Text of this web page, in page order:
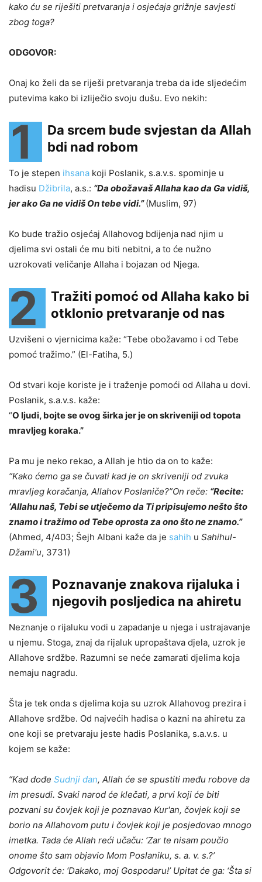
kako ću se riješiti pretvaranja i osjećaja grižnje savjesti
zbog toga?
ODGOVOR:
Onaj ko želi da se riješi pretvaranja treba da ide sljedećim
putevima kako bi izliječio svoju dušu. Evo nekih:
1
Da srcem bude svjestan da Allah
bdi nad robom
To je stepen ihsana koji Poslanik, s.a.v.s. spominje u
hadisu Džibrila, a.s.: “Da obožavaš Allaha kao da Ga vidiš,
jer ako Ga ne vidiš On tebe vidi.”(Muslim, 97)
Ko bude tražio osjećaj Allahovog bdijenja nad njim u
djelima svi ostali će mu biti nebitni, a to će nužno
uzrokovati veličanje Allaha i bojazan od Njega.
2
Tražiti pomoć od Allaha kako bi
otklonio pretvaranje od nas
Uzvišeni o vjernicima kaže: “Tebe obožavamo i od Tebe
pomoć tražimo.” (El-Fatiha, 5.)
Od stvari koje koriste je i traženje pomoći od Allaha u dovi.
Poslanik, s.a.v.s. kaže:
“O ljudi, bojte se ovog širka jer je on skriveniji od topota
mravljeg koraka.”
Pa mu je neko rekao, a Allah je htio da on to kaže:
“Kako ćemo ga se čuvati kad je on skriveniji od zvuka
mravljeg koračanja, Allahov Poslaniče?”On reče: “Recite:
‘Allahu naš, Tebi se utječemo da Ti pripisujemo nešto što
znamo i tražimo od Tebe oprosta za ono što ne znamo.”
(Ahmed, 4/403; Šejh Albani kaže da je sahih u Sahihul-
Džami'u, 3731)
3
Poznavanje znakova rijaluka i
njegovih posljedica na ahiretu
Neznanje o rijaluku vodi u zapadanje u njega i ustrajavanje
u njemu. Stoga, znaj da rijaluk upropaštava djela, uzrok je
Allahove srdžbe. Razumni se neće zamarati djelima koja
nemaju nagradu.
Šta je tek onda s djelima koja su uzrok Allahovog prezira i
Allahove srdžbe. Od najvećih hadisa o kazni na ahiretu za
one koji se pretvaraju jeste hadis Poslanika, s.a.v.s. u
kojem se kaže:
“Kad dođe Sudnji dan, Allah će se spustiti među robove da
im presudi. Svaki narod će klečati, a prvi koji će biti
pozvani su čovjek koji je poznavao Kur'an, čovjek koji se
borio na Allahovom putu i čovjek koji je posjedovao mnogo
imetka. Tada će Allah reći učaču: ‘Zar te nisam poučio
onome što sam objavio Mom Poslaniku, s. a. v. s.?’
Odgovorit će: ‘Dakako, moj Gospodaru!’ Upitat će ga: ‘Šta si